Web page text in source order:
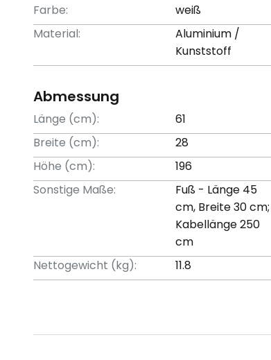
Farbe:
weiß
Material:
Aluminium /
Kunststoff
Abmessung
Länge (cm):
61
Breite (cm):
28
Höhe (cm):
196
Sonstige Maße:
Fuß - Länge 45
cm, Breite 30 cm;
Kabellänge 250
cm
Nettogewicht (kg):
11.8